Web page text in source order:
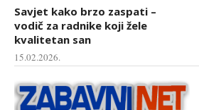
Savjet kako brzo zaspati –
vodič za radnike koji žele
kvalitetan san
15.02.2026.